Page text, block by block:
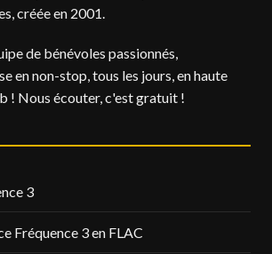
créée en 2001.
de bénévoles passionnés,
en non-stop, tous les jours, en haute
! Nous écouter, c'est gratuit !
3
Fréquence 3 en FLAC